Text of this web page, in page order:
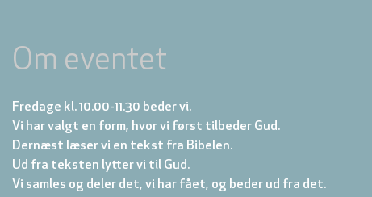
Om eventet
Fredage kl. 10.00-11.30 beder vi.
Vi har valgt en form, hvor vi først tilbeder Gud.
Dernæst læser vi en tekst fra Bibelen.
Ud fra teksten lytter vi til Gud.
Vi samles og deler det, vi har fået, og beder ud fra det.